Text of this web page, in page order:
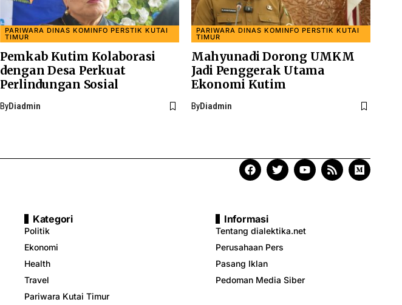
PARIWARA DINAS KOMINFO PERSTIK KUTAI
TIMUR
Pemkab Kutim Kolaborasi
dengan Desa Perkuat
Perlindungan Sosial
ByDiadmin
PARIWARA DINAS KOMINFO PERSTIK KUTAI
TIMUR
Mahyunadi Dorong UMKM
Jadi Penggerak Utama
Ekonomi Kutim
ByDiadmin
Kategori
Politik
Ekonomi
Health
Travel
Pariwara Kutai Timur
Informasi
Tentang dialektika.net
Perusahaan Pers
Pasang Iklan
Pedoman Media Siber